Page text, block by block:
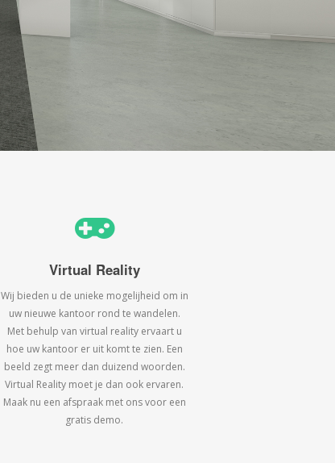
Virtual Reality
Wij bieden u de unieke mogelijheid om in
uw nieuwe kantoor rond te wandelen.
Met behulp van virtual reality ervaart u
hoe uw kantoor er uit komt te zien. Een
beeld zegt meer dan duizend woorden.
Virtual Reality moet je dan ook ervaren.
Maak nu een afspraak met ons voor een
gratis demo.